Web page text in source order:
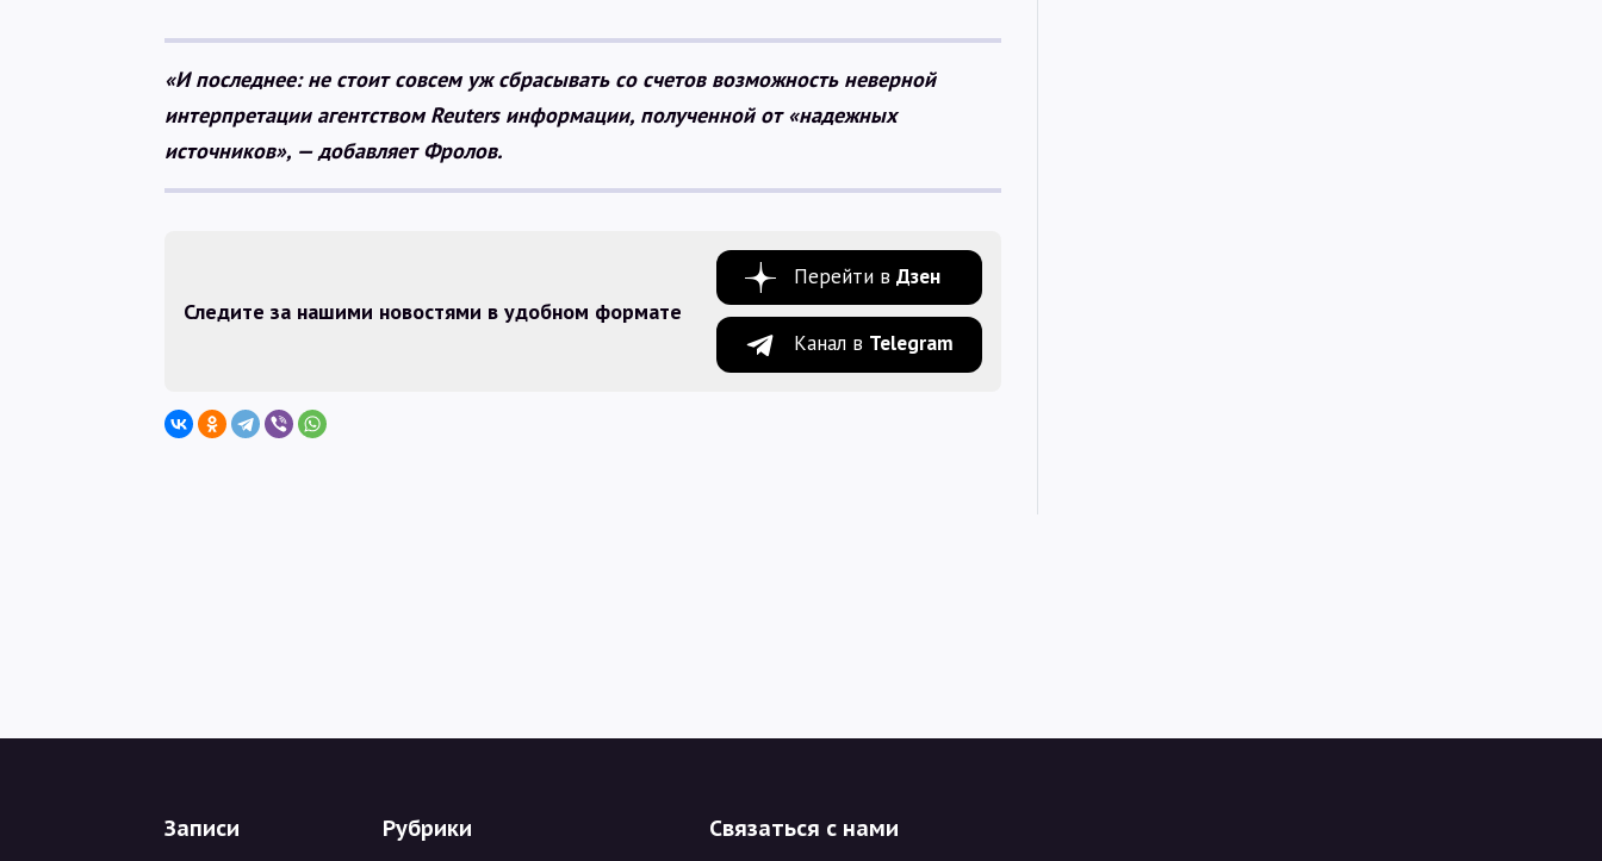
«И последнее: не стоит совсем уж сбрасывать со счетов возможность неверной
интерпретации агентством Reuters информации, полученной от «надежных
источников», — добавляет Фролов.
Следите за нашими новостями в удобном формате
Перейти в Дзен
Канал в Telegram
Записи Рубрики Связаться с нами